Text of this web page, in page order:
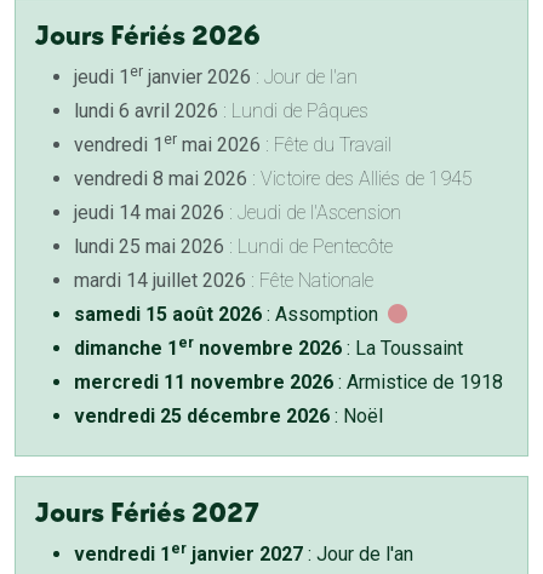
Jours Fériés 2026
jeudi 1 er janvier 2026 : Jour de l'an
lundi 6 avril 2026 : Lundi de Pâques
vendredi 1 er mai 2026 : Fête du Travail
vendredi 8 mai 2026 : Victoire des Alliés de 1945
jeudi 14 mai 2026 : Jeudi de l'Ascension
lundi 25 mai 2026 : Lundi de Pentecôte
mardi 14 juillet 2026 : Fête Nationale
samedi 15 août 2026 : Assomption
dimanche 1 er novembre 2026 : La Toussaint
mercredi 11 novembre 2026 : Armistice de 1918
vendredi 25 décembre 2026 : Noël
Jours Fériés 2027
vendredi 1 er janvier 2027 : Jour de l'an